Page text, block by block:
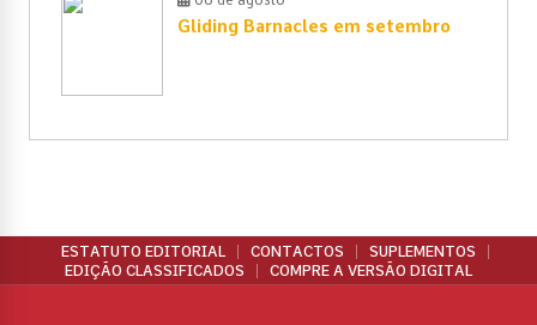
Gliding Barnacles em setembro
ESTATUTO EDITORIAL CONTACTOS
SUPLEMENTOS
EDIÇÃO CLASSIFICADOS
COMPRE A VERSÃO DIGITAL